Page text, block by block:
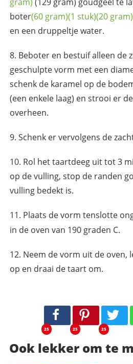
boter(60 gram)(1 stuk)(20 gram)
en een druppeltje water.
Beboter en bestuif alleen de
geschulpte vorm met een
schenk de karamel op de
(een enkele laag) en strooi er
overheen.
Schenk er vervolgens de
Rol het taartdeeg uit tot 3
op de vulling, stop de randen
vulling bedekt is.
Plaats de vorm tenslotte
in de oven van 190 graden C.
Neem de vorm uit de oven,
op en draai de taart om.
25 25 25
Ook lekker om te